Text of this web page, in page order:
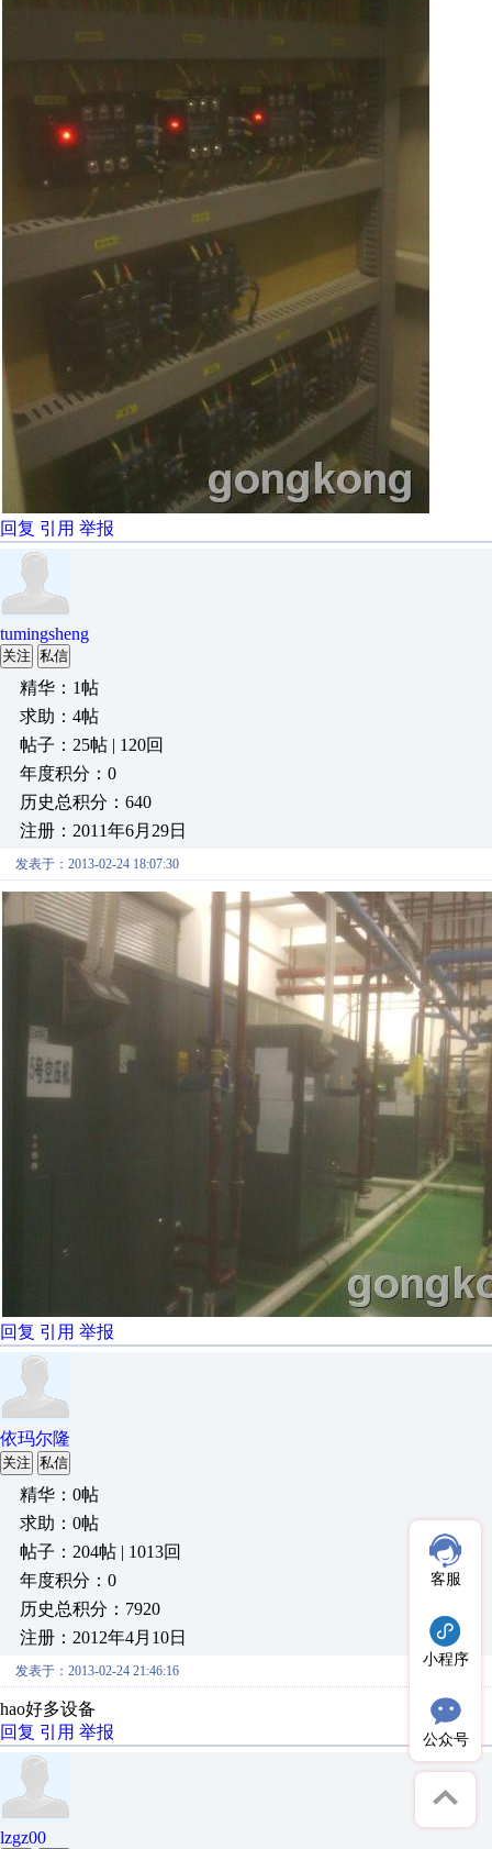
回复 引用 举报
tumingsheng
关注 私信
精华：1帖
求助：4帖
帖子：25帖 | 120回
年度积分：0
历史总积分：640
注册：2011年6月29日
发表于：2013-02-24 18:07:30
回复 引用 举报
依玛尔隆
关注 私信
精华：0帖
求助：0帖
帖子：204帖 | 1013回
年度积分：0
历史总积分：7920
注册：2012年4月10日
发表于：2013-02-24 21:46:16
hao好多设备
回复 引用 举报
lzgz00
客服
小程序
公众号